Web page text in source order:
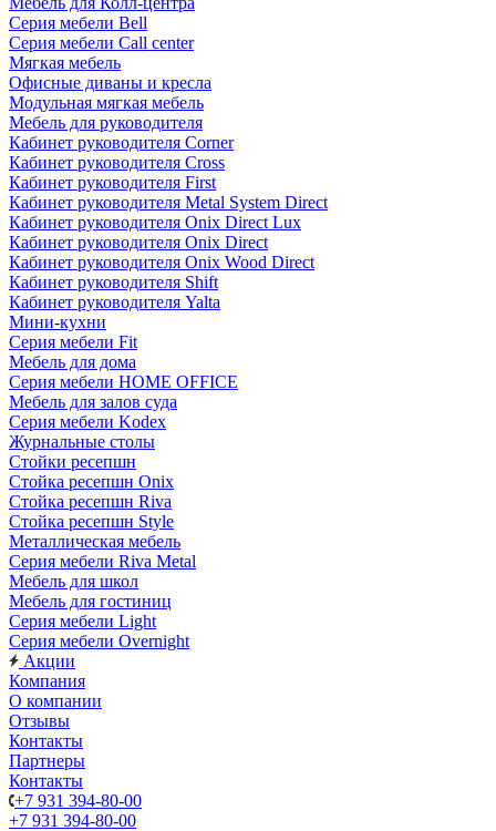
Серия мебели Bell
Серия мебели Call center
Мягкая мебель
Офисные диваны и кресла
Модульная мягкая мебель
Мебель для руководителя
Кабинет руководителя Corner
Кабинет руководителя Cross
Кабинет руководителя First
Кабинет руководителя Metal System Direct
Кабинет руководителя Onix Direct Lux
Кабинет руководителя Onix Direct
Кабинет руководителя Onix Wood Direct
Кабинет руководителя Shift
Кабинет руководителя Yalta
Мини-кухни
Серия мебели Fit
Мебель для дома
Серия мебели HOME OFFICE
Мебель для залов суда
Серия мебели Kodex
Журнальные столы
Стойки ресепшн
Стойка ресепшн Onix
Стойка ресепшн Riva
Стойка ресепшн Style
Металлическая мебель
Серия мебели Riva Metal
Мебель для школ
Мебель для гостиниц
Серия мебели Light
Серия мебели Overnight
Акции
Компания
О компании
Отзывы
Контакты
Партнеры
Контакты
+7 931 394-80-00
+7 931 394-80-00